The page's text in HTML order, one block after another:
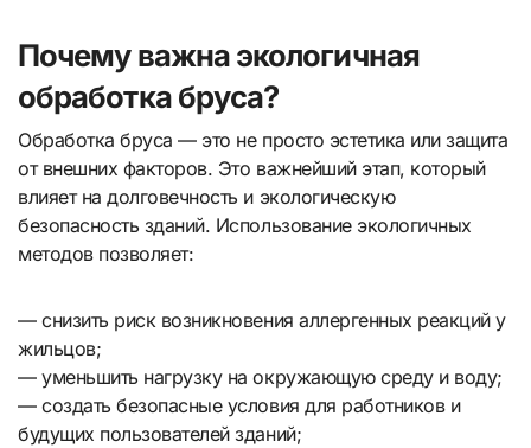
Почему важна экологичная
обработка бруса?
Обработка бруса — это не просто эстетика или защита
от внешних факторов. Это важнейший этап, который
влияет на долговечность и экологическую
безопасность зданий. Использование экологичных
методов позволяет:
— снизить риск возникновения аллергенных реакций у
жильцов;
— уменьшить нагрузку на окружающую среду и воду;
— создать безопасные условия для работников и
будущих пользователей зданий;